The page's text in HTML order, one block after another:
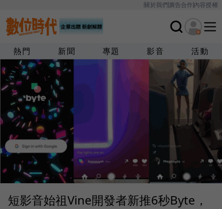
關於我們廣告合作內容授權
熱門 新聞 專題 影音 活動
短影音始祖Vine開發者新推6秒Byte，